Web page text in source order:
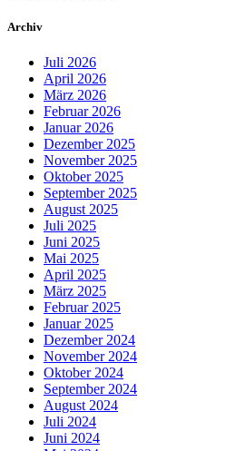
Archiv
Juli 2026
April 2026
März 2026
Februar 2026
Januar 2026
Dezember 2025
November 2025
Oktober 2025
September 2025
August 2025
Juli 2025
Juni 2025
Mai 2025
April 2025
März 2025
Februar 2025
Januar 2025
Dezember 2024
November 2024
Oktober 2024
September 2024
August 2024
Juli 2024
Juni 2024